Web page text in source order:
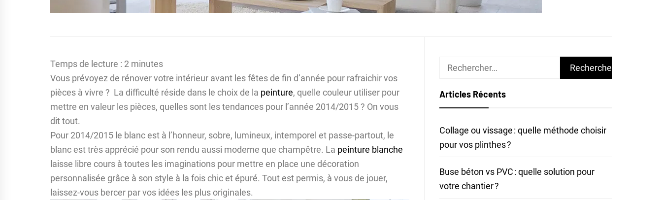
Temps de lecture : 2 minutes
Vous prévoyez de rénover votre intérieur avant les fêtes de fin d’année pour rafraichir vos
pièces à vivre ? La difficulté réside dans le choix de la peinture, quelle couleur utiliser pour
mettre en valeur les pièces, quelles sont les tendances pour l’année 2014/2015 ? On vous
dit tout.
Pour 2014/2015 le blanc est à l’honneur, sobre, lumineux, intemporel et passe-partout, le
blanc est très apprécié pour son rendu aussi moderne que champêtre. La peinture blanche
laisse libre cours à toutes les imaginations pour mettre en place une décoration
personnalisée grâce à son style à la fois chic et épuré. Tout est permis, à vous de jouer,
laissez-vous bercer par vos idées les plus originales.
Rechercher :
Articles Récents
Collage ou vissage : quelle méthode choisir
pour vos plinthes ?
Buse béton vs PVC : quelle solution pour
votre chantier ?